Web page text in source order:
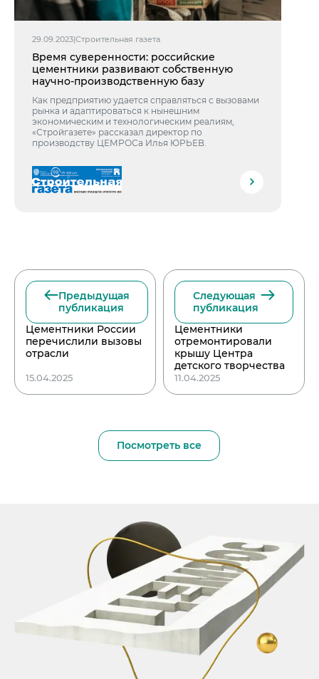
29.09.2023|Строительная газета
Время суверенности: российские
цементники развивают собственную
научно-производственную базу
Как предприятию удается справляться с вызовами
рынка и адаптироваться к нынешним
экономическим и технологическим реалиям,
«Стройгазете» рассказал директор по
производству ЦЕМРОСа Илья ЮРЬЕВ.
Предыдущая
публикация
Цементники России
перечислили вызовы
отрасли
15.04.2025
Следующая
публикация
Цементники
отремонтировали
крышу Центра
детского творчества
11.04.2025
Посмотреть все